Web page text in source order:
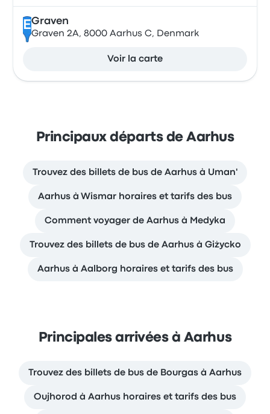
EGraven
Graven 2A, 8000 Aarhus C, Denmark
Voir la carte
Principaux départs de Aarhus
Trouvez des billets de bus de Aarhus à Uman'
Aarhus à Wismar horaires et tarifs des bus
Comment voyager de Aarhus à Medyka
Trouvez des billets de bus de Aarhus à Giżycko
Aarhus à Aalborg horaires et tarifs des bus
Principales arrivées à Aarhus
Trouvez des billets de bus de Bourgas à Aarhus
Oujhorod à Aarhus horaires et tarifs des bus